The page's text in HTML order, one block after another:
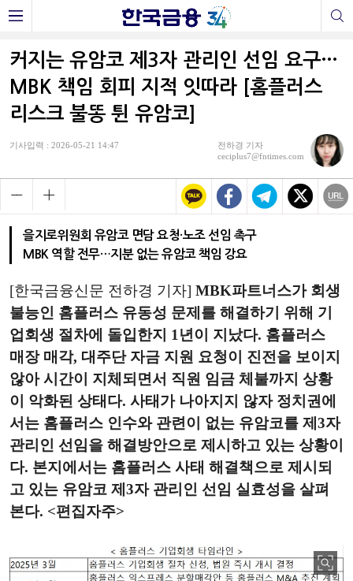
커지는 유암코 제3자 관리인 선임 요구…
MBK 책임 회피 지적 잇따라 [홈플러스
리스크 불똥 튄 유암코]
기사입력 : 2026-05-21 14:47
전하경 기자
ceciplus7@fntimes.com
을지로위원회 유암코 면담 요청·노조 선임 촉구
MBK 역할 전무…지분 없는 유암코 책임 강요
[한국금융신문 전하경 기자] MBK파트너스가 회생
불능인 홈플러스 유동성 문제를 해결하기 위해 기
업회생 절차에 돌입한지 1년이 지났다. 홈플러스
매장 매각, 대주단 자금 지원 요청이 진전을 보이지
않아 시간이 지체되면서 직원 임금 체불까지 상황
이 악화된 상태다. 사태가 나아지지 않자 정치권에
서는 홈플러스 인수와 관련이 없는 유암코를 제3자
관리인 선임을 해결방안으로 제시하고 있는 상황이
다. 본지에서는 홈플러스 사태 해결책으로 제시되
고 있는 유암코 제3자 관리인 선임 실효성을 살펴
본다. <편집자주>